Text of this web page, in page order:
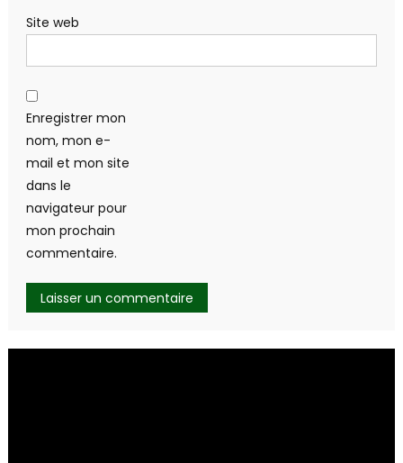
Site web
Enregistrer mon
nom, mon e-
mail et mon site
dans le
navigateur pour
mon prochain
commentaire.